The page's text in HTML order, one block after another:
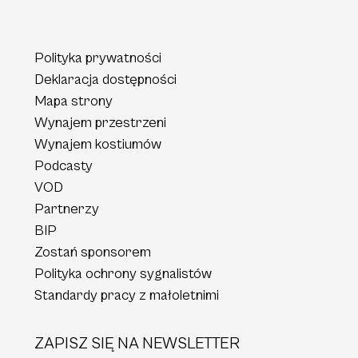
Polityka prywatności
Deklaracja dostępności
Mapa strony
Wynajem przestrzeni
Wynajem kostiumów
Podcasty
VOD
Partnerzy
BIP
Zostań sponsorem
Polityka ochrony sygnalistów
Standardy pracy z małoletnimi
ZAPISZ SIĘ NA NEWSLETTER